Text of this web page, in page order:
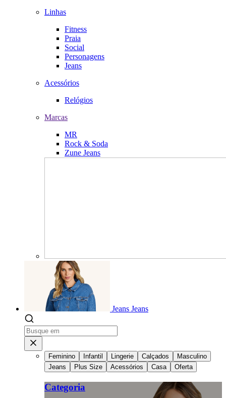
Linhas
Fitness
Praia
Social
Personagens
Jeans
Acessórios
Relógios
Marcas
MR
Rock & Soda
Zune Jeans
Jeans Jeans
Feminino Infantil Lingerie Calçados
Masculino
Jeans
Plus Size Acessórios Casa Oferta
Categoria